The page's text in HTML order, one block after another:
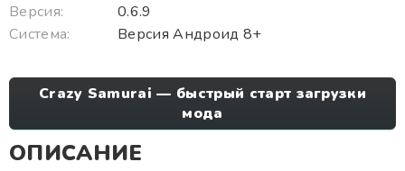
Версия:
0.6.9
Система:
Версия Андроид 8+
Crazy Samurai — быстрый старт загрузки
мода
ОПИСАНИЕ